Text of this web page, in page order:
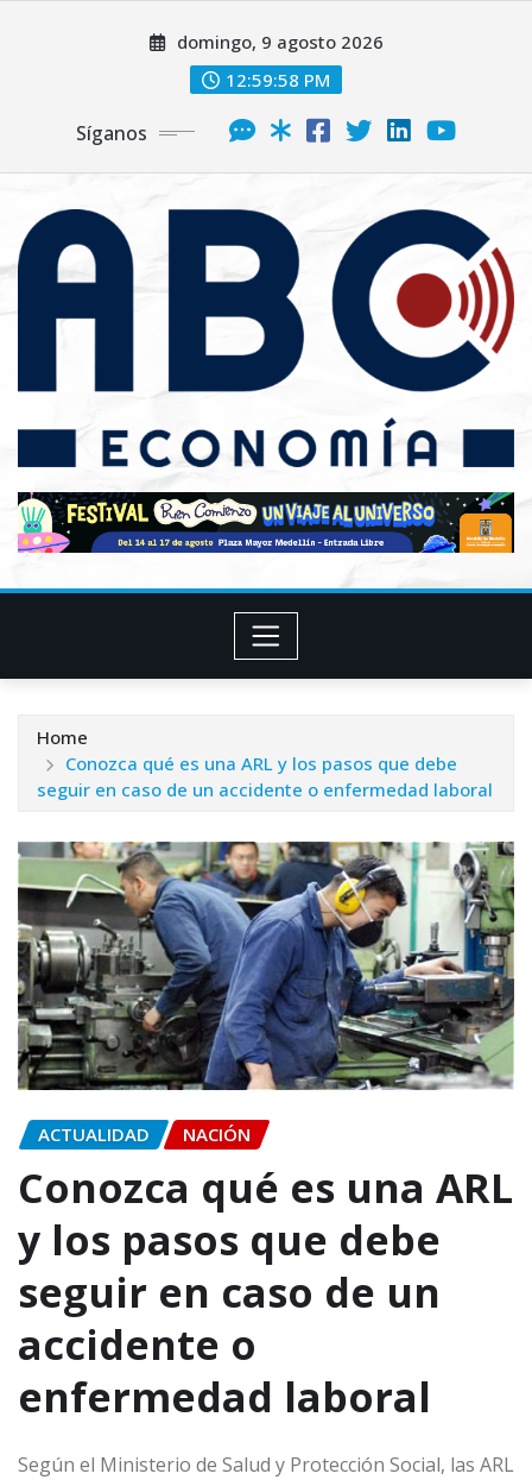
domingo, 9 agosto 2026
12:59:59 PM
Síganos
Home
Conozca qué es una ARL y los pasos que debe
seguir en caso de un accidente o enfermedad laboral
ACTUALIDAD NACIÓN
Conozca qué es una ARL
y los pasos que debe
seguir en caso de un
accidente o
enfermedad laboral
Según el Ministerio de Salud y Protección Social, las ARL